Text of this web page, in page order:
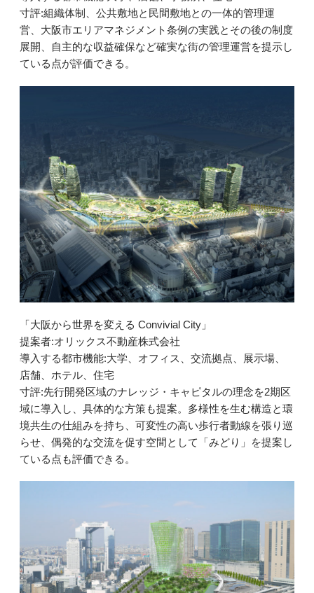
寸評:組織体制、公共敷地と民間敷地との一体的管理運
営、大阪市エリアマネジメント条例の実践とその後の制度
展開、自主的な収益確保など確実な街の管理運営を提示し
ている点が評価できる。
「大阪から世界を変える Convivial City」
提案者:オリックス不動産株式会社
導入する都市機能:大学、オフィス、交流拠点、展示場、
店舗、ホテル、住宅
寸評:先行開発区域のナレッジ・キャピタルの理念を2期区
域に導入し、具体的な方策も提案。多様性を生む構造と環
境共生の仕組みを持ち、可変性の高い歩行者動線を張り巡
らせ、偶発的な交流を促す空間として「みどり」を提案し
ている点も評価できる。